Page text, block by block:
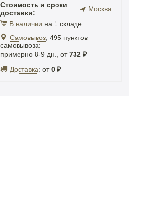
Стоимость и сроки
доставки:
Москва
В наличии на 1 складе
Самовывоз , 495 пунктов
самовывоза:
примерно 8-9 дн., от732 ₽
Доставка: от0 ₽